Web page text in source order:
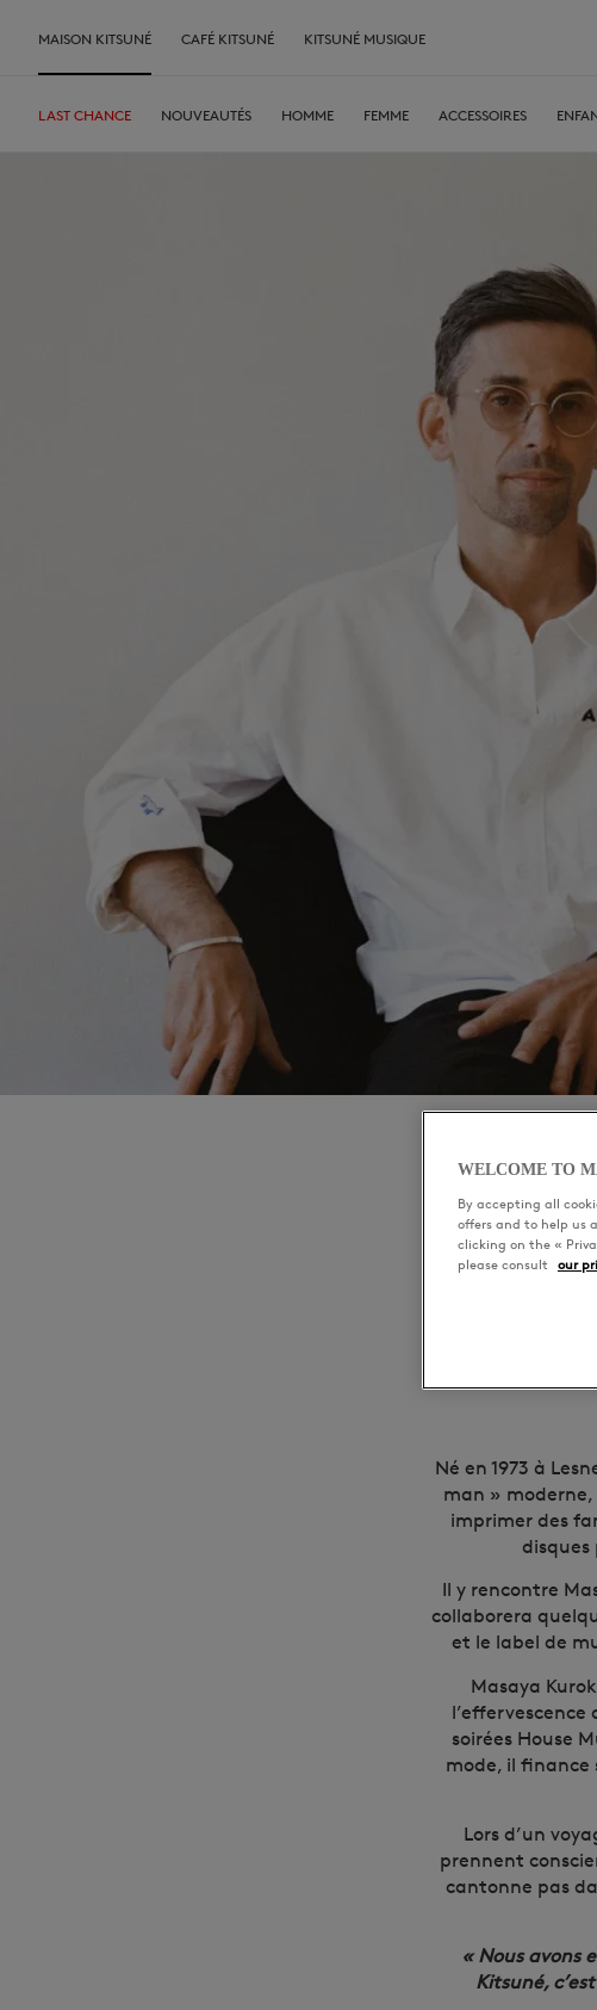
MAISON KITSUNÉ CAFÉ KITSUNÉ KITSUNÉ MUSIQUE
LAST CHANCE NOUVEAUTÉS HOMME FEMME ACCESSOIRES
Né en 1973 à
man »
imprimer des
Il y rencontre
collaborera
et le label de
Masaya
soirées House
mode, il finance
Lors d’un
prennent
cantonne pas
« Nous avons
Kitsuné,
WELCOME TO
By accepting all
offers and to help us
clicking on the «
please consult our